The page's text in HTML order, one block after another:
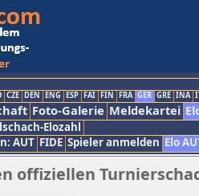
CZE DEN ENG ESP FAI FIN FRA GER GRE INA
Foto-Galerie Meldekartei
Elozahl
AUT FIDE Spieler anmelden Elo
offiziellen